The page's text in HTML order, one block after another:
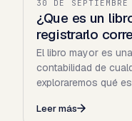
30 DE
¿Que es un
registrarlo
El libro mayor es
contabilidad de
exploraremos qué
Leer más